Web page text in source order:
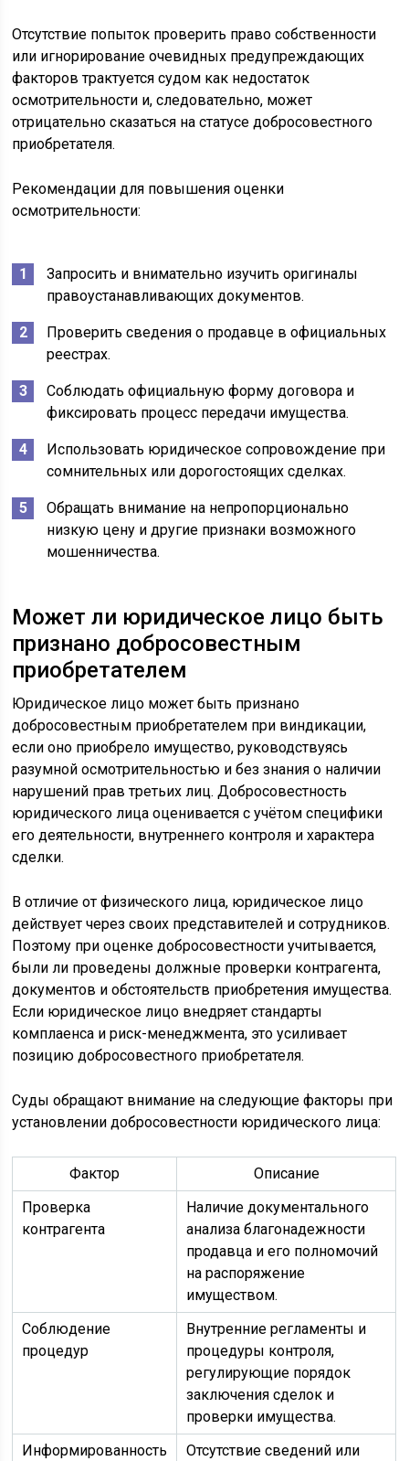
Отсутствие попыток проверить право собственности
или игнорирование очевидных предупреждающих
факторов трактуется судом как недостаток
осмотрительности и, следовательно, может
отрицательно сказаться на статусе добросовестного
приобретателя.
Рекомендации для повышения оценки
осмотрительности:
Запросить и внимательно изучить оригиналы
правоустанавливающих документов.
Проверить сведения о продавце в официальных
реестрах.
Соблюдать официальную форму договора и
фиксировать процесс передачи имущества.
Использовать юридическое сопровождение при
сомнительных или дорогостоящих сделках.
Обращать внимание на непропорционально
низкую цену и другие признаки возможного
мошенничества.
Может ли юридическое лицо быть
признано добросовестным
приобретателем
Юридическое лицо может быть признано
добросовестным приобретателем при виндикации,
если оно приобрело имущество, руководствуясь
разумной осмотрительностью и без знания о наличии
нарушений прав третьих лиц. Добросовестность
юридического лица оценивается с учётом специфики
его деятельности, внутреннего контроля и характера
сделки.
В отличие от физического лица, юридическое лицо
действует через своих представителей и сотрудников.
Поэтому при оценке добросовестности учитывается,
были ли проведены должные проверки контрагента,
документов и обстоятельств приобретения имущества.
Если юридическое лицо внедряет стандарты
комплаенса и риск-менеджмента, это усиливает
позицию добросовестного приобретателя.
Суды обращают внимание на следующие факторы при
установлении добросовестности юридического лица:
Фактор
Описание
Проверка
контрагента
Наличие документального
анализа благонадежности
продавца и его полномочий
на распоряжение
имуществом.
Соблюдение
процедур
Внутренние регламенты и
процедуры контроля,
регулирующие порядок
заключения сделок и
проверки имущества.
Информированность
Отсутствие сведений или